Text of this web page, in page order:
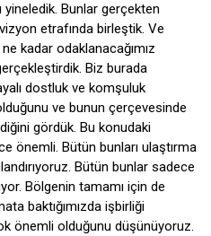
Bunlar gerçekten
etrafında birleştik. Ve
kadar odaklanacağımız
Biz burada
dostluk ve komşuluk
ve bunun çerçevesinde
gördük. Bu konudaki
önemli. Bütün bunları ulaştırma
Bütün bunlar sadece
Bölgenin tamamı için de
baktığımızda işbirliği
önemli olduğunu düşünüyoruz.